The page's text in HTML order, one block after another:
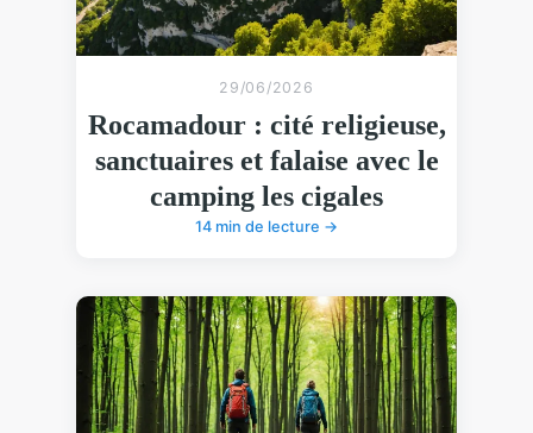
29/06/2026
Rocamadour : cité religieuse,
sanctuaires et falaise avec le
camping les cigales
14 min de lecture →